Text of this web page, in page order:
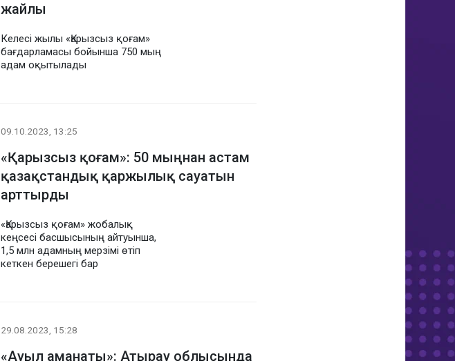
жайлы
Келесі жылы «Қарызсыз қоғам»
бағдарламасы бойынша 750 мың
адам оқытылады
09.10.2023, 13:25
«Қарызсыз қоғам»: 50 мыңнан астам
қазақстандық қаржылық сауатын
арттырды
«Қарызсыз қоғам» жобалық
кеңсесі басшысының айтуынша,
1,5 млн адамның мерзімі өтіп
кеткен берешегі бар
29.08.2023, 15:28
«Ауыл аманаты»: Атырау облысында